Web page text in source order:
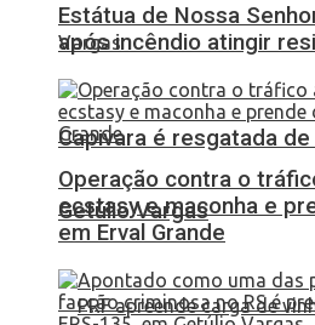
Capivara é resgatada
Getúlio Vargas
Estátua de Nossa
após incêndio atingir
Operação contra o
ecstasy e maconha e
em Erval Grande